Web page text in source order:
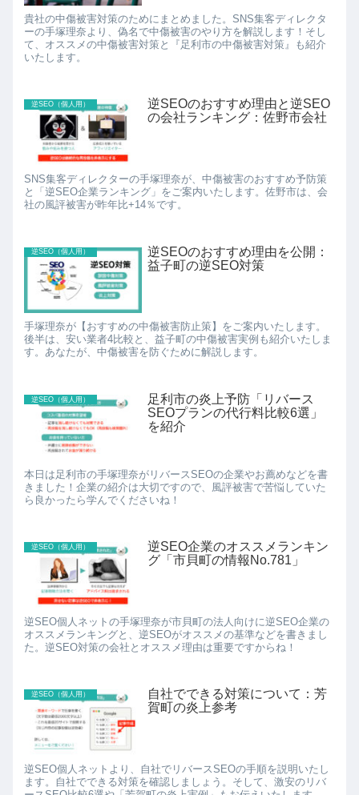
貴社の中傷被害対策のためにまとめました。SNS集客ディレクタ
ーの手塚理奈より、偽名で中傷被害のやり方を解説します！そし
て、オススメの中傷被害対策と『足利市の中傷被害対策』も紹介
いたします。
逆SEO（個人用）
逆SEOのおすすめ理由と逆SEO
の会社ランキング：佐野市会社
SNS集客ディレクターの手塚理奈が、中傷被害のおすすめ予防策
と「逆SEO企業ランキング」をご案内いたします。佐野市は、会
社の風評被害が昨年比+14％です。
逆SEO（個人用）
逆SEOのおすすめ理由を公開：
益子町の逆SEO対策
手塚理奈が【おすすめの中傷被害防止策】をご案内いたします。
後半は、安い業者4比較と、益子町の中傷被害実例も紹介いたしま
す。あなたが、中傷被害を防ぐために解説します。
逆SEO（個人用）
足利市の炎上予防「リバース
SEOプランの代行料比較6選」
を紹介
本日は足利市の手塚理奈がリバースSEOの企業やお薦めなどを書
きました！企業の紹介は大切ですので、風評被害で苦悩していた
ら良かったら学んでくださいね！
逆SEO（個人用）
逆SEO企業のオススメランキン
グ「市貝町の情報No.781」
逆SEO個人ネットの手塚理奈が市貝町の法人向けに逆SEO企業の
オススメランキングと、逆SEOがオススメの基準などを書きまし
た。逆SEO対策の会社とオススメ理由は重要ですからね！
逆SEO（個人用）
自社でできる対策について：芳
賀町の炎上参考
逆SEO個人ネットより、自社でリバースSEOの手順を説明いたし
ます。自社でできる対策を確認しましょう。そして、激安のリバ